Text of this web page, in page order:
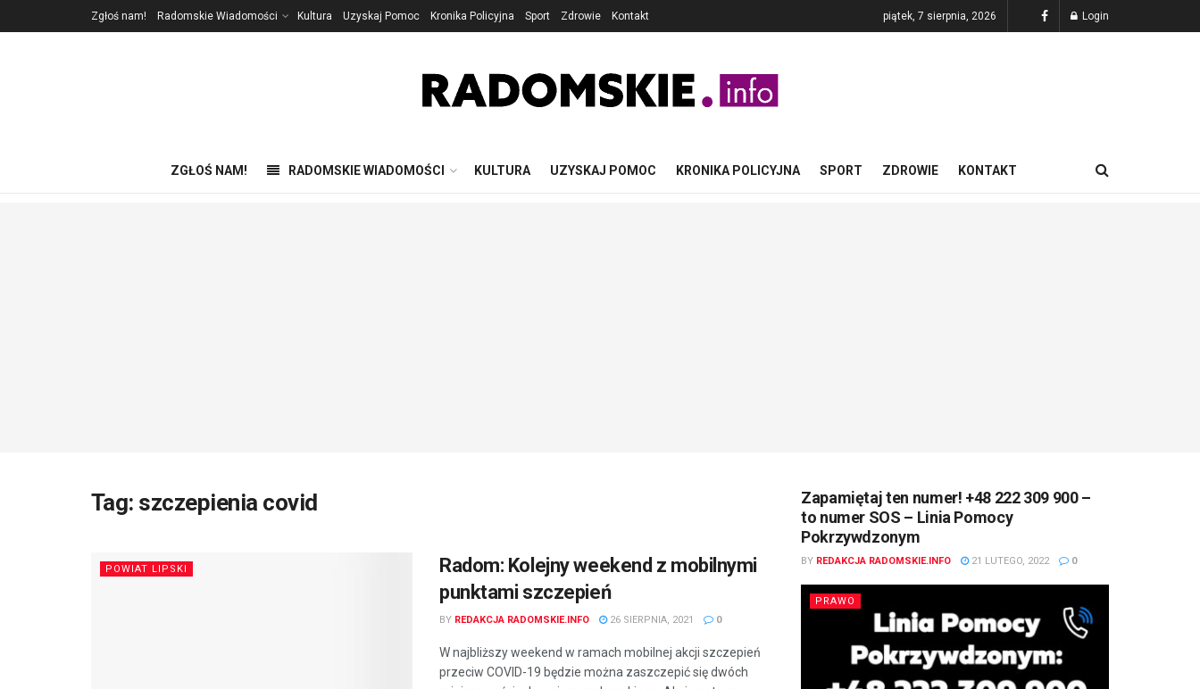
Zgłoś nam! Radomskie Wiadomości Kultura Uzyskaj Pomoc Kronika Policyjna Sport Zdrowie Kontakt piątek, 7 sierpnia, 2026 Login
ZGŁOŚ NAM! RADOMSKIE WIADOMOŚCI KULTURA UZYSKAJ POMOC KRONIKA POLICYJNA SPORT ZDROWIE KONTAKT
Tag: szczepienia covid
POWIAT LIPSKI
Radom: Kolejny weekend z mobilnymi
punktami szczepień
BY REDAKCJA RADOMSKIE.INFO 26 SIERPNIA, 2021 0
W najbliższy weekend w ramach mobilnej akcji szczepień
przeciw COVID-19 będzie można zaszczepić się dwóch
Zapamiętaj ten numer! +48 222 309 900 –
to numer SOS – Linia Pomocy
Pokrzywdzonym
BY REDAKCJA RADOMSKIE.INFO 21 LUTEGO, 2022 0
PRAWO